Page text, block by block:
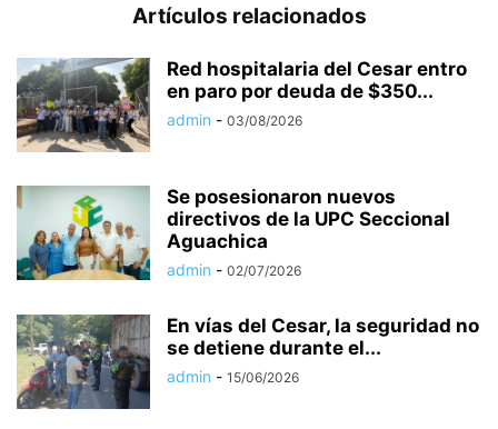
Artículos relacionados
Red hospitalaria del Cesar entro
en paro por deuda de $350...
admin - 03/08/2026
Se posesionaron nuevos
directivos de la UPC Seccional
Aguachica
admin - 02/07/2026
En vías del Cesar, la seguridad no
se detiene durante el...
admin - 15/06/2026